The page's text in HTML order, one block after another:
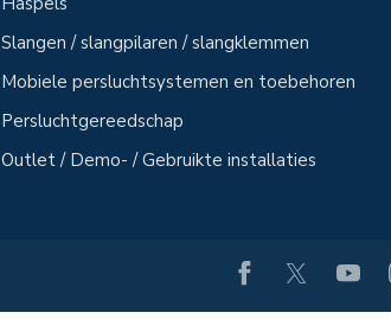
Slangen / slangpilaren / slangklemmen
Mobiele persluchtsystemen en toebehoren
Persluchtgereedschap
Outlet / Demo- / Gebruikte installaties